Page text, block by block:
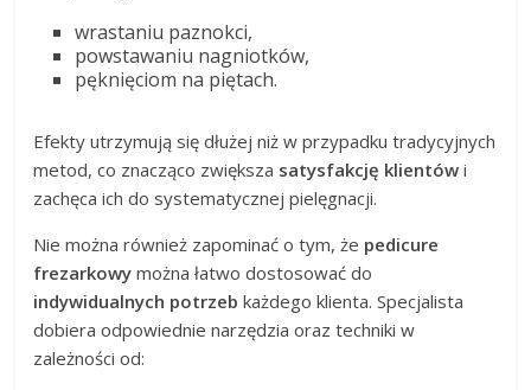
wrastaniu paznokci,
powstawaniu nagniotków,
pęknięciom na piętach.
Efekty utrzymują się dłużej niż w przypadku tradycyjnych
metod, co znacząco zwiększa satysfakcję klientów i
zachęca ich do systematycznej pielęgnacji.
Nie można również zapominać o tym, że pedicure
frezarkowy można łatwo dostosować do
indywidualnych potrzeb każdego klienta. Specjalista
dobiera odpowiednie narzędzia oraz techniki w
zależności od: